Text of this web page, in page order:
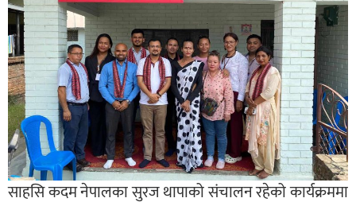
साहसि कदम नेपालका सुरज थापाको संचालन रहेको कार्यक्रममा